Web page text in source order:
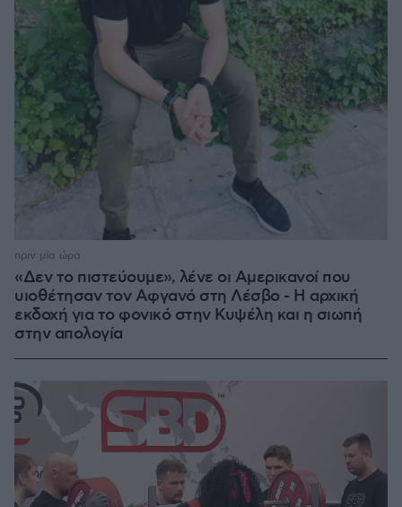
«Δεν το πιστεύουμε», λένε οι Αμερικανοί που
υιοθέτησαν τον Αφγανό στη Λέσβο - Η αρχική
εκδοχή για το φονικό στην Κυψέλη και η σιωπή
στην απολογία
πριν μία ώρα